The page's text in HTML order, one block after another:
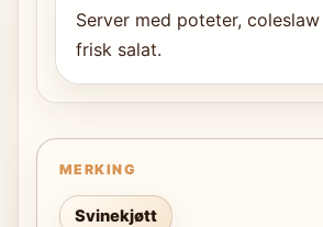
Server med poteter,
frisk salat.
MERKING
Svinekjøtt